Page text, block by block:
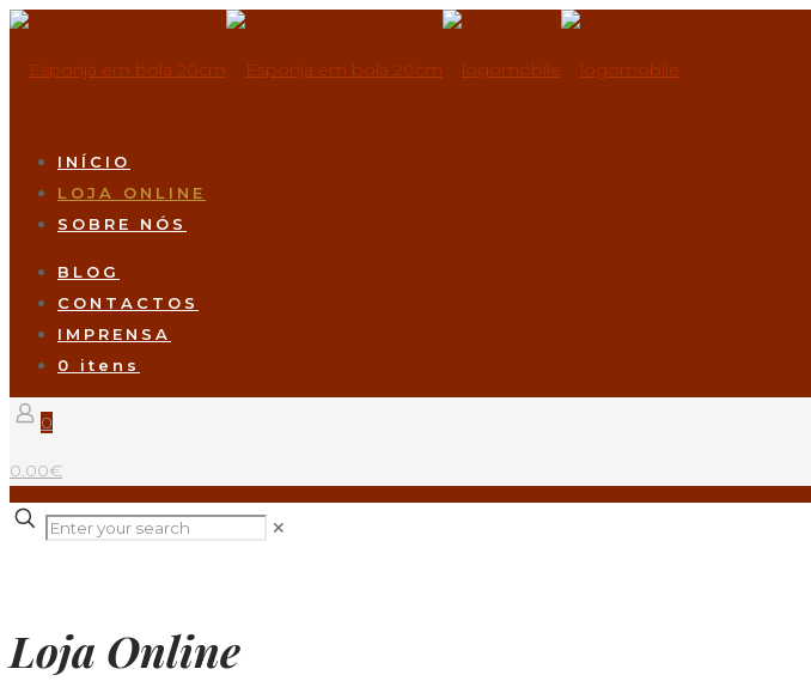
INÍCIO
LOJA ONLINE
SOBRE NÓS
BLOG
CONTACTOS
IMPRENSA
0 itens
0
0.00€
✕
Loja Online